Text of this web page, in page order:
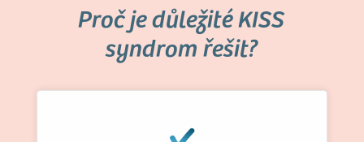
Proč je důležité KISS
syndrom řešit?